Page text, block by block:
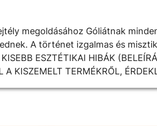
megoldásához Góliátnak
A történet izgalmas és
ESZTÉTIKAI HIBÁK
A KISZEMELT TERMÉKRŐL,